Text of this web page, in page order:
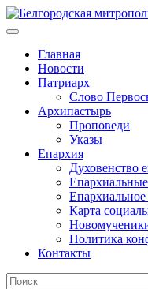
Главная
Новости
Патриарх
Слово
Архипастырь
Проповеди
Указы
Епархия
Духовенство
Карта
Политика
Контакты